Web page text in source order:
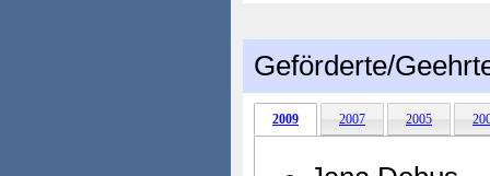
Geförderte/
2009 2007 2005